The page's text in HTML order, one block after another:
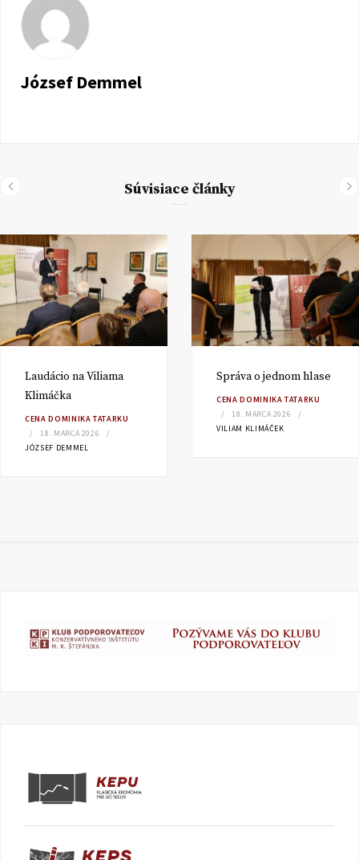
József Demmel
Súvisiace články
Laudácio na Viliama
Klimáčka
CENA DOMINIKA TATARKU
18. MARCA 2026
JÓZSEF DEMMEL
Správa o jednom hlase
CENA DOMINIKA TATARKU
18. MARCA 2026
VILIAM KLIMÁČEK